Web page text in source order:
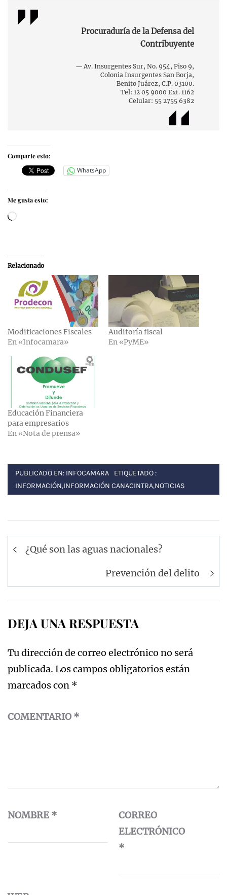
Procuraduría de la Defensa del
Contribuyente
Av. Insurgentes Sur, No. 954, Piso 9,
Colonia Insurgentes San Borja,
Benito Juárez, C.P. 03100.
Tel: 12 05 9000 Ext. 1162
Celular: 55 2755 6382
Comparte esto:
WhatsApp
Me gusta esto:
Cargando...
Relacionado
Modificaciones Fiscales
En «Infocamara»
Auditoría fiscal
En «PyME»
Educación Financiera
para empresarios
En «Nota de prensa»
PUBLICADO EN: INFOCAMARA
ETIQUETADO :
INFORMACIÓN,INFORMACIÓN CANACINTRA,NOTICIAS
Navegación
¿Qué son las aguas nacionales?
Prevención del delito
DEJA UNA RESPUESTA
Tu dirección de correo electrónico no será
publicada. Los campos obligatorios están
marcados con *
COMENTARIO *
NOMBRE *
CORREO
ELECTRÓNICO
*